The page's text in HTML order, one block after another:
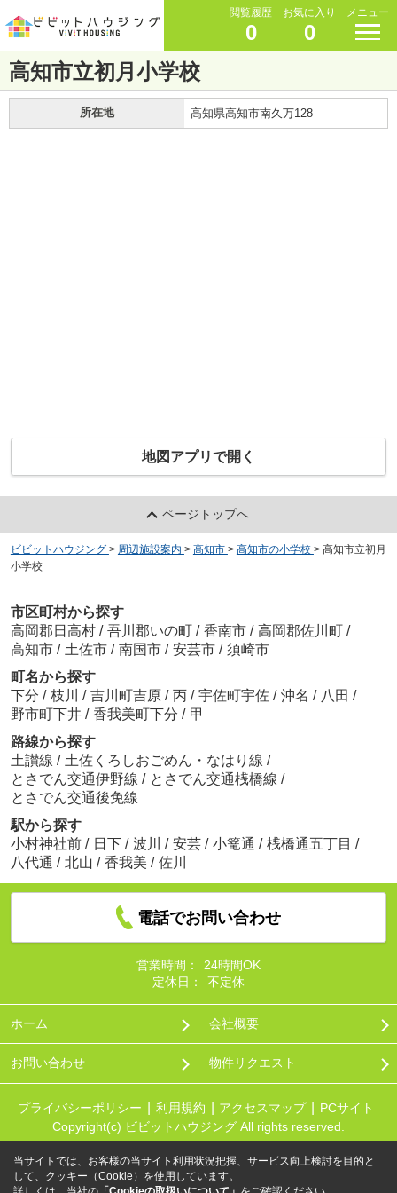
閲覧履歴
0
お気に入り
0
メニュー
高知市立初月小学校
所在地 高知県高知市南久万128
地図アプリで開く
ページトップへ
ビビットハウジング > 周辺施設案内 > 高知市 > 高知市の小学校 > 高知市立初月
小学校
市区町村から探す
高岡郡日高村 / 吾川郡いの町 / 香南市 / 高岡郡佐川町 /
高知市 / 土佐市 / 南国市 / 安芸市 / 須崎市
町名から探す
下分 / 枝川 / 吉川町吉原 / 丙 / 宇佐町宇佐 / 沖名 / 八田 /
野市町下井 / 香我美町下分 / 甲
路線から探す
土讃線 / 土佐くろしおごめん・なはり線 /
とさでん交通伊野線 / とさでん交通桟橋線 /
とさでん交通後免線
駅から探す
小村神社前 / 日下 / 波川 / 安芸 / 小篭通 / 桟橋通五丁目 /
八代通 / 北山 / 香我美 / 佐川
電話でお問い合わせ
営業時間：
24時間OK
定休日：
不定休
ホーム 会社概要
お問い合わせ 物件リクエスト
プライバシーポリシー 利用規約 アクセスマップ
PCサイト
Copyright(c) ビビットハウジング All rights reserved.
当サイトでは、お客様の当サイト利用状況把握、サービス向上検討を目的と
して、クッキー（Cookie）を使用しています。